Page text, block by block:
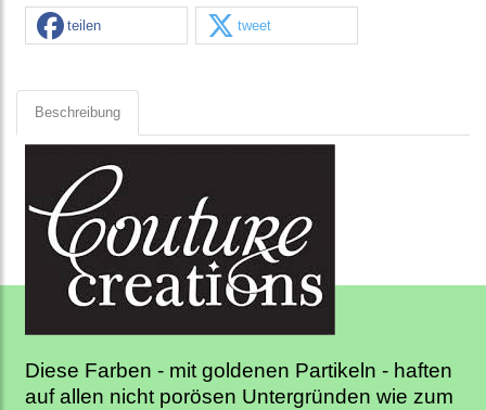
teilen tweet
Beschreibung
Diese Farben - mit goldenen Partikeln - haften
auf allen nicht porösen Untergründen wie zum